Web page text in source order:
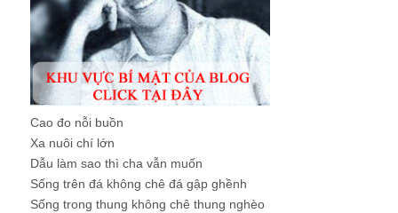
Cao đo nỗi buồn
Xa nuôi chí lớn
Dẫu làm sao thì cha vẫn muốn
Sống trên đá không chê đá gập ghềnh
Sống trong thung không chê thung nghèo